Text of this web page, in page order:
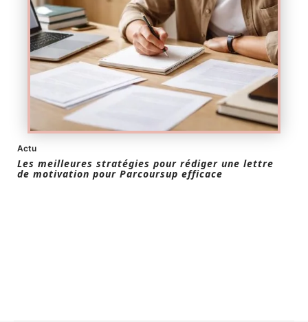
Actu
Les meilleures stratégies pour rédiger une lettre
de motivation pour Parcoursup efficace